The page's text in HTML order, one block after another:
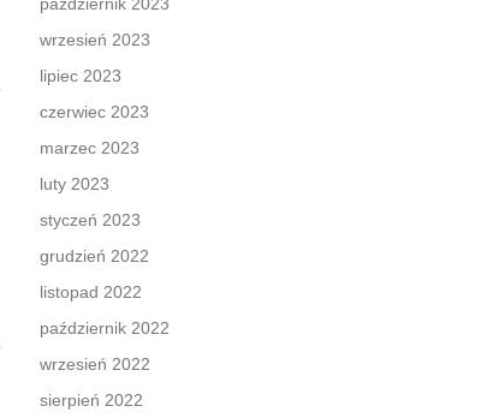
wrzesień 2023
lipiec 2023
czerwiec 2023
marzec 2023
luty 2023
styczeń 2023
grudzień 2022
listopad 2022
październik 2022
wrzesień 2022
sierpień 2022